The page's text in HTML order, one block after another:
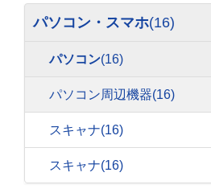
パソコン・スマホ(16)
パソコン(16)
パソコン周辺機器(16)
スキャナ(16)
スキャナ(16)